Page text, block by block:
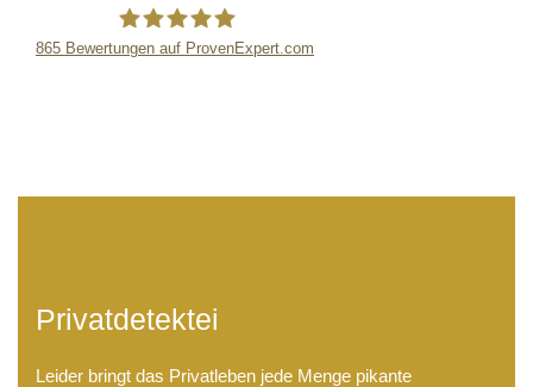
865 Bewertungen auf ProvenExpert.com
Privatdetektei
Leider bringt das Privatleben jede Menge pikante